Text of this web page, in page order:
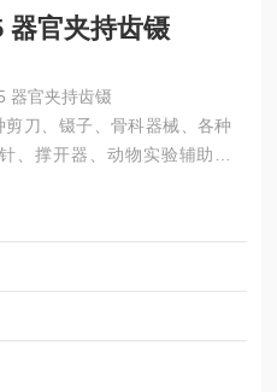
器官夹持齿镊
器官夹持齿镊
刀、镊子、骨科器械、各种
、撑开器、动物实验辅助设